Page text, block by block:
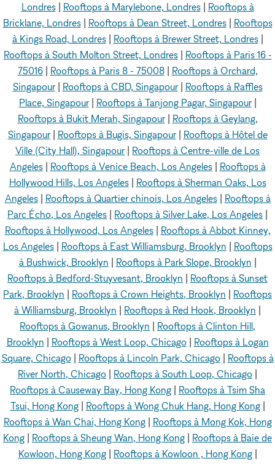
Londres| Rooftops à Marylebone, Londres| Rooftops à
Bricklane, Londres| Rooftops à Dean Street, Londres| Rooftops
à Kings Road, Londres| Rooftops à Brewer Street, Londres|
Rooftops à South Molton Street, Londres| Rooftops à Paris 16 -
75016| Rooftops à Paris 8 - 75008| Rooftops à Orchard,
Singapour| Rooftops à CBD, Singapour| Rooftops à Raffles
Place, Singapour| Rooftops à Tanjong Pagar, Singapour|
Rooftops à Bukit Merah, Singapour| Rooftops à Geylang,
Singapour| Rooftops à Bugis, Singapour| Rooftops à Hôtel de
Ville (City Hall), Singapour
Rooftops à Centre-ville de Los
Angeles| Rooftops à Venice Beach, Los Angeles| Rooftops à
Hollywood Hills, Los Angeles| Rooftops à Sherman Oaks, Los
Angeles| Rooftops à Quartier chinois, Los Angeles| Rooftops à
Parc Écho, Los Angeles
Rooftops à Silver Lake, Los Angeles
Rooftops à Hollywood, Los Angeles| Rooftops à Abbot Kinney,
Los Angeles| Rooftops à East Williamsburg, Brooklyn
Rooftops
à Bushwick, Brooklyn
Rooftops à Park Slope, Brooklyn
Rooftops à Bedford-Stuyvesant, Brooklyn
Rooftops à Sunset
Park, Brooklyn
Rooftops à Crown Heights, Brooklyn
Rooftops
à Williamsburg, Brooklyn
Rooftops à Red Hook, Brooklyn
Rooftops à Gowanus, Brooklyn
Rooftops à Clinton Hill,
Brooklyn
Rooftops à West Loop, Chicago| Rooftops à Logan
Square, Chicago| Rooftops à Lincoln Park, Chicago| Rooftops à
River North, Chicago
Rooftops à South Loop, Chicago
Rooftops à Causeway Bay, Hong Kong
Rooftops à Tsim Sha
Tsui, Hong Kong| Rooftops à Wong Chuk Hang, Hong Kong|
Rooftops à Wan Chai, Hong Kong| Rooftops à Mong Kok, Hong
Kong
Rooftops à Sheung Wan, Hong Kong
Rooftops à Baie de
Kowloon, Hong Kong| Rooftops à Kowloon , Hong Kong|